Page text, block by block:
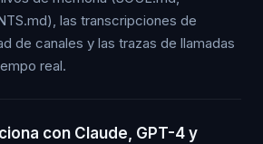
las transcripciones de
de canales y las trazas de llamadas
real.
con Claude, GPT-4 y